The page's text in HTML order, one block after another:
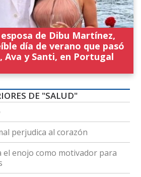
de Dibu Martínez,
día de verano que pasó
Ava y Santi, en Portugal
DE "SALUD"
perjudica al corazón
el enojo como motivador para